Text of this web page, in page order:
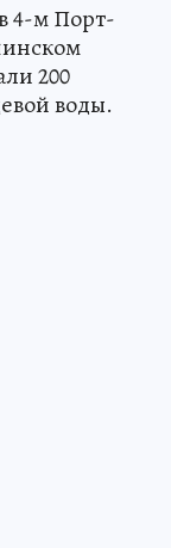
4-м Порт-
200
воды.